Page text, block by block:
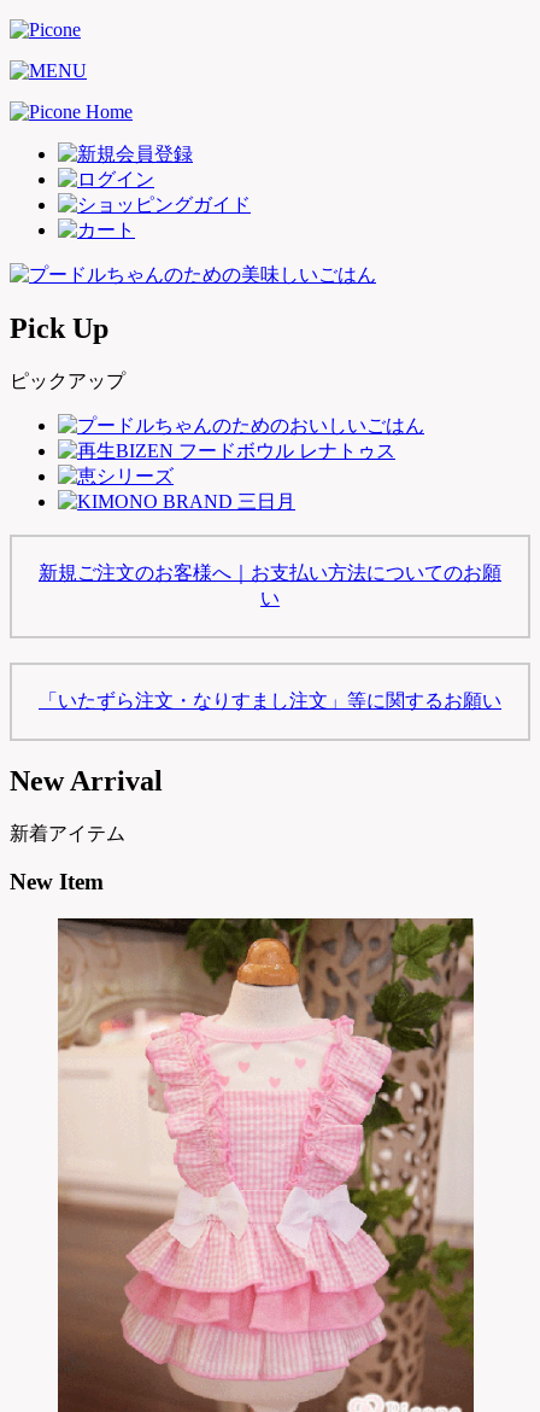
Pick Up
ピックアップ
新規ご注文のお客様へ｜お支払い方法についてのお願
い
「いたずら注文・なりすまし注文」等に関するお願い
New Arrival
新着アイテム
New Item